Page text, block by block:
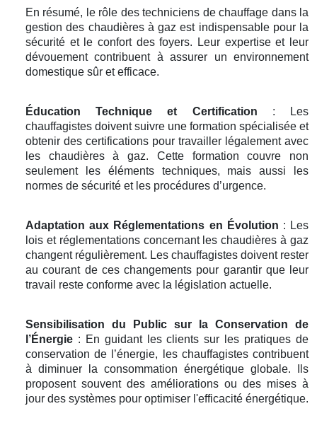
En résumé, le rôle des techniciens de chauffage dans la
gestion des chaudières à gaz est indispensable pour la
sécurité et le confort des foyers. Leur expertise et leur
dévouement contribuent à assurer un environnement
domestique sûr et efficace.
Éducation Technique et Certification : Les
chauffagistes doivent suivre une formation spécialisée et
obtenir des certifications pour travailler légalement avec
les chaudières à gaz. Cette formation couvre non
seulement les éléments techniques, mais aussi les
normes de sécurité et les procédures d’urgence.
Adaptation aux Réglementations en Évolution : Les
lois et réglementations concernant les chaudières à gaz
changent régulièrement. Les chauffagistes doivent rester
au courant de ces changements pour garantir que leur
travail reste conforme avec la législation actuelle.
Sensibilisation du Public sur la Conservation de
l’Énergie : En guidant les clients sur les pratiques de
conservation de l’énergie, les chauffagistes contribuent
à diminuer la consommation énergétique globale. Ils
proposent souvent des améliorations ou des mises à
jour des systèmes pour optimiser l'efficacité énergétique.